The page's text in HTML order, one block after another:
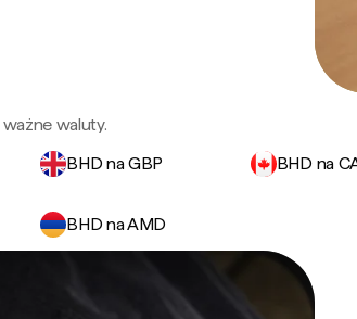
waluty.
BHD na GBP BHD na
BHD na AMD